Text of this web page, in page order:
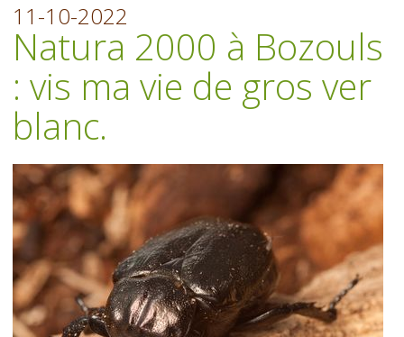
11-10-2022
Natura 2000 à Bozouls
: vis ma vie de gros ver
blanc.